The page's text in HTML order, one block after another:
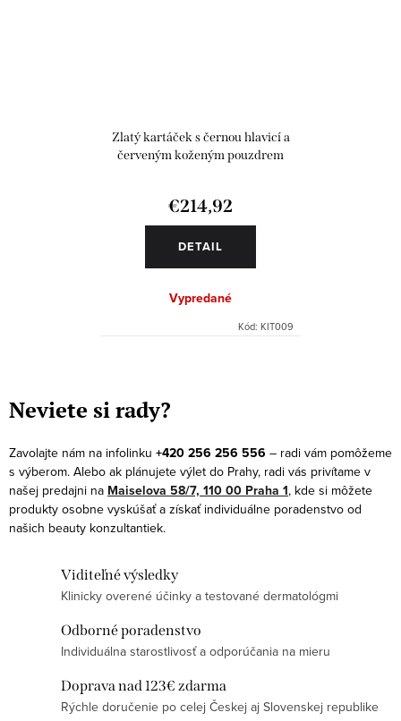
Zlatý kartáček s černou hlavicí a
červeným koženým pouzdrem
€214,92
DETAIL
Vypredané
Kód: KIT009
v
l
á
d
a
c
i
Neviete si rady?
Zavolajte nám na infolinku +420 256 256 556 – radi vám pomôžeme
s výberom. Alebo ak plánujete výlet do Prahy, radi vás privítame v
našej predajni na Maiselova 58/7, 110 00 Praha 1, kde si môžete
produkty osobne vyskúšať a získať individuálne poradenstvo od
našich beauty konzultantiek.
Viditeľné výsledky
Klinicky overené účinky a testované dermatológmi
Odborné poradenstvo
Individuálna starostlivosť a odporúčania na mieru
Doprava nad 123€ zdarma
Rýchle doručenie po celej Českej aj Slovenskej republike